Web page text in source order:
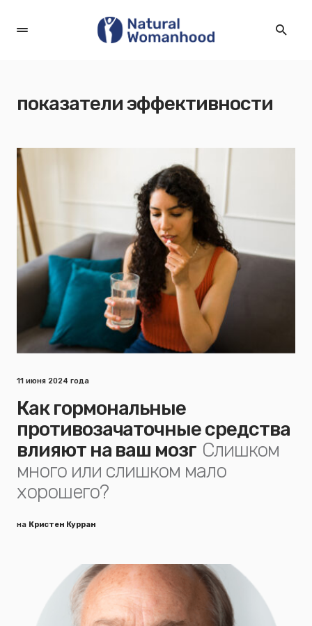
показатели эффективности
11 июня 2024 года
Как гормональные
противозачаточные средства
влияют на ваш мозг Слишком
много или слишком мало
хорошего?
на Кристен Курран